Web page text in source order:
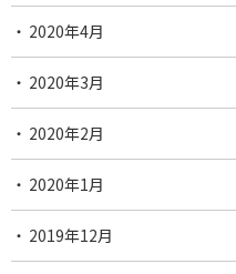
2020年4月
2020年3月
2020年2月
2020年1月
2019年12月